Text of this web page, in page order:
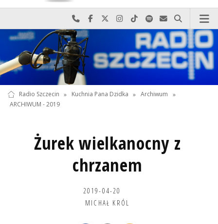
Najlepiej po prostu do nas zadzwoń
Odwiedź nas na Facebook-u
Odwiedź nas na X
Odwiedź nas na Instagram-ie
Odwiedź nas na TikTok-u
Szukaj nas na Spotify
Wyślij do nas
Szukaj
Radio Szczecin » Kuchnia Pana Dzidka » Archiwum
»
ARCHIWUM - 2019
Żurek wielkanocny z
chrzanem
2019-04-20
MICHAŁ KRÓL